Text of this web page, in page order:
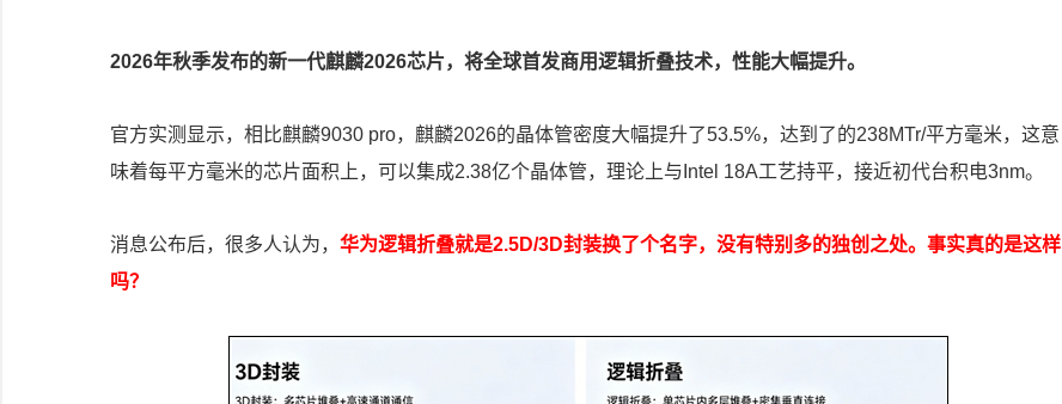
2026年秋季发布的新一代麒麟2026芯片，将全球首发商用逻辑折叠技术，性能大幅提升。
官方实测显示，相比麒麟9030 pro，麒麟2026的晶体管密度大幅提升了53.5%，达到了的238MTr/平方毫米，这意
味着每平方毫米的芯片面积上，可以集成2.38亿个晶体管，理论上与Intel 18A工艺持平，接近初代台积电3nm。
消息公布后，很多人认为， 华为逻辑折叠就是2.5D/3D封装换了个名字，没有特别多的独创之处。事实真的是这样
吗？